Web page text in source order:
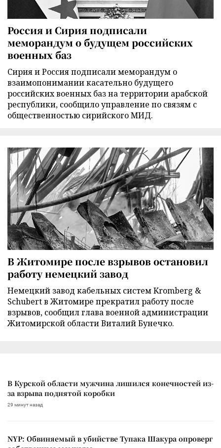
Россия и Сирия подписали
меморандум о будущем российских
военных баз
Сирия и Россия подписали меморандум о
взаимопонимании касательно будущего
российских военных баз на территории арабской
республики, сообщило управление по связям с
общественностью сирийского МИД.
В Житомире после взрывов остановил
работу немецкий завод
Немецкий завод кабельных систем Kromberg &
Schubert в Житомире прекратил работу после
взрывов, сообщил глава военной администрации
Житомирской области Виталий Бунечко.
В Курской области мужчина лишился конечностей из-
за взрыва поднятой коробки
29 минут назад
NYP: Обвиняемый в убийстве Тупака Шакура опроверг